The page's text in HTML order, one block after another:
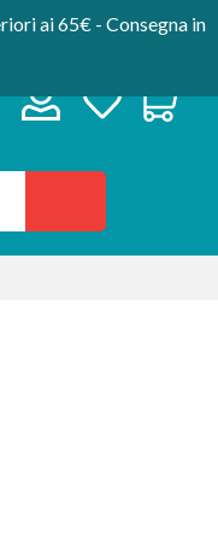
ai 65€ - Consegna in